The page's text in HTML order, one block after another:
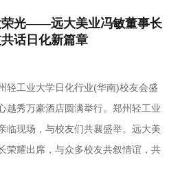
荣光——远大美业冯敏董事长
话日化新篇章
工业大学日化行业(华南)校友会盛
越秀万豪酒店圆满举行。郑州轻工业
临现场，与校友们共襄盛举。远大美
荣耀出席，与众多校友共叙情谊，共